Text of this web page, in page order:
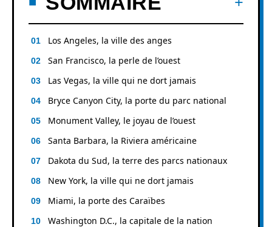
Los Angeles, la ville des anges
San Francisco, la perle de l’ouest
Las Vegas, la ville qui ne dort jamais
Bryce Canyon City, la porte du parc national
Monument Valley, le joyau de l’ouest
Santa Barbara, la Riviera américaine
Dakota du Sud, la terre des parcs nationaux
New York, la ville qui ne dort jamais
Miami, la porte des Caraïbes
Washington D.C., la capitale de la nation